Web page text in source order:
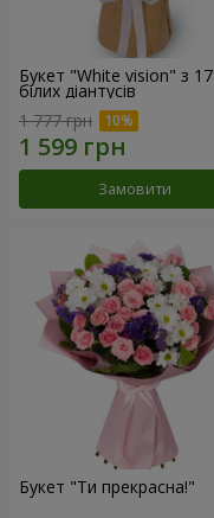
Букет "White vision" з 17
білих діантусів
1 777 грн
Замовити
Букет "Ти прекрасна!"